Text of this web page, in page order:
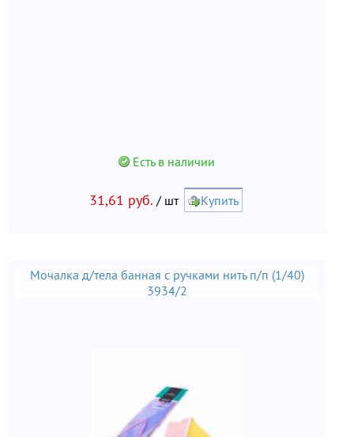
Есть в наличии
31,61 руб. / шт Купить
Мочалка д/тела банная с ручками нить п/п (1/40)
3934/2